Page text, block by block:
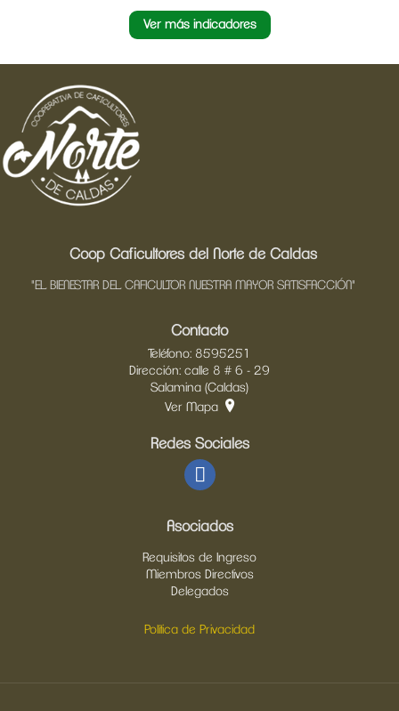
Ver más indicadores
Coop Caficultores del Norte de Caldas
"EL BIENESTAR DEL CAFICULTOR NUESTRA MAYOR SATISFACCIÓN"
Contacto
Teléfono: 8595251
Dirección: calle 8 # 6 - 29
Salamina (Caldas)
Ver Mapa
Redes Sociales
Asociados
Requisitos de Ingreso
Miembros Directivos
Delegados
Política de Privacidad